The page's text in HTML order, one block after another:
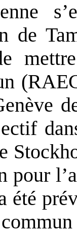
de
pour
été